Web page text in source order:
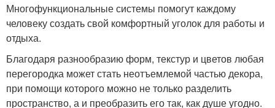
Многофункциональные системы помогут каждому
человеку создать свой комфортный уголок для работы и
отдыха.
Благодаря разнообразию форм, текстур и цветов любая
перегородка может стать неотъемлемой частью декора,
при помощи которого можно не только разделить
пространство, а и преобразить его так, как душе угодно.